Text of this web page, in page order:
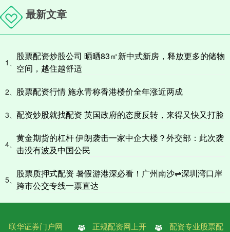
最新文章
1、
股票配资炒股公司 晒晒83㎡新中式新房，释放更多的储物
空间，越住越舒适
2、 股票配资行情 施永青称香港楼价全年涨近两成
3、 配资炒股就找配资 英国政府的态度反转，来得又快又打脸
4、
黄金期货的杠杆 伊朗袭击一家中企大楼？外交部：此次袭
击没有波及中国公民
5、
股票质押式配资 暑假游港深必看！广州南沙⇌深圳湾口岸
跨市公交专线一票直达
联华证券门户网 正规配资网上开 配资专业股票配